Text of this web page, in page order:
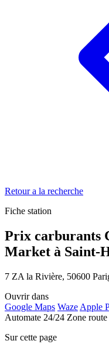
Retour a la recherche
Fiche station
Prix carburants
Market à Saint-
7 ZA la Rivière, 50600
Ouvrir dans
Google Maps Waze Apple
Automate 24/24 Zone route
Sur cette page